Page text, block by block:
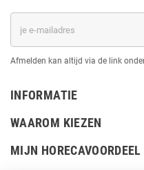
Afmelden kan altijd via de link
INFORMATIE
WAAROM KIEZEN
MIJN HORECAVOORDEEL